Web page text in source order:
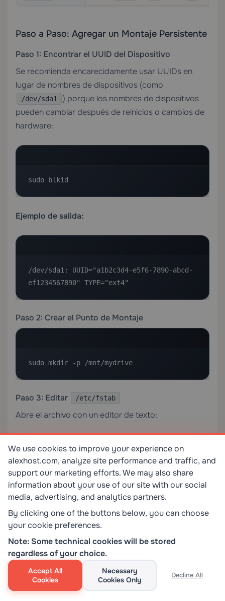
Paso a Paso: Agregar un Montaje Persistente
Paso 1: Encontrar el UUID del Dispositivo
Se recomienda encarecidamente usar UUIDs en
lugar de nombres de dispositivos (como
/dev/sda1
) porque los nombres de dispositivos
pueden cambiar después de reinicios o cambios de
hardware:
sudo blkid
Ejemplo de salida:
/dev/sda1: UUID="a1b2c3d4-e5f6-7890-abcd-
ef1234567890" TYPE="ext4"
Paso 2: Crear el Punto de Montaje
sudo mkdir -p /mnt/mydrive
Paso 3: Editar /etc/fstab
Abre el archivo con un editor de texto:
sudo nano /etc/fstab
Paso 4: Agregar la Entrada
UUID=a1b2c3d4-e5f6-7890-abcd-ef1234567890
/mnt/mydrive  ext4  defaults,noatime  0  2
Para un recurso compartido NFS:
We use cookies to improve your experience on
alexhost.com, analyze site performance and traffic, and
support our marketing efforts. We may also share
information about your use of our site with our social
media, advertising, and analytics partners.
By clicking one of the buttons below, you can choose
your cookie preferences.
Note: Some technical cookies will be stored
regardless of your choice.
Accept All
Cookies
Necessary
Cookies Only
Decline All